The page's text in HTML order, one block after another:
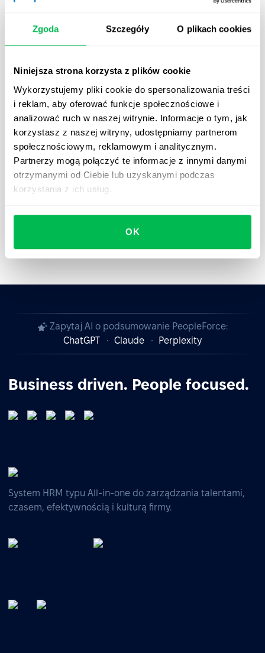
Zgoda Szczegóły O plikach cookies
Niniejsza strona korzysta z plików cookie
Wykorzystujemy pliki cookie do spersonalizowania treści
i reklam, aby oferować funkcje społecznościowe i
analizować ruch w naszej witrynie. Informacje o tym, jak
korzystasz z naszej witryny, udostępniamy partnerom
społecznościowym, reklamowym i analitycznym.
Partnerzy mogą połączyć te informacje z innymi danymi
otrzymanymi od Ciebie lub uzyskanymi podczas
korzystania z ich usług.
OK
Szablon PDF: 10 typów workflow HR,
które warto wdrożyć w firmie.
Odkryj dlaczego priorytetem jest automatyzacja
wydajność firmy w erze cyfrowej – pobierz nasz
plik PDF, aby uzyskać więcej wglądu.
Zapytaj AI o podsumowanie PeopleForce:
ChatGPT
Claude Perplexity
Business driven. People focused.
System HRM typu All-in-one do zarządzania talentami,
czasem, efektywnością i kulturą firmy.